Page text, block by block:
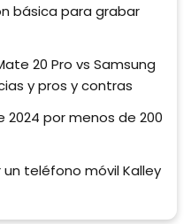
básica para grabar
20 Pro vs Samsung
y pros y contras
2024 por menos de 200
teléfono móvil Kalley